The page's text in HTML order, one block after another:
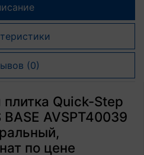
(0)
Quick-Step
AVSPT40039
по цене